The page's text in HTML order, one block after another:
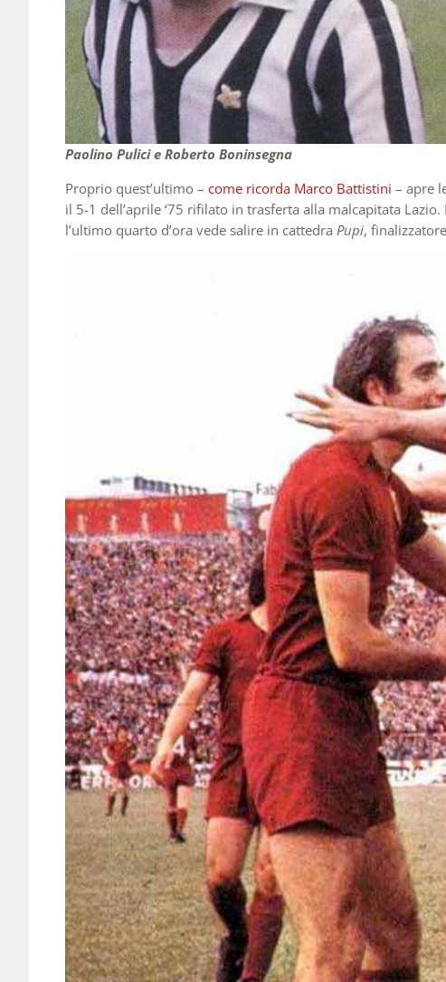
Paolino Pulici e Roberto Boninsegna
Proprio quest’ultimo – come ricorda Marco Battistini – apre
il 5-1 dell’aprile ‘75 rifilato in trasferta alla malcapitata
l’ultimo quarto d’ora vede salire in cattedra Pupi,